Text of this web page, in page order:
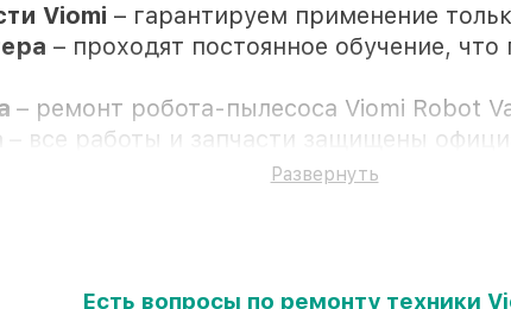
Viomi – гарантируем применение
– проходят постоянное обучение,
– ремонт робота-пылесоса Viomi Robot
– все работы и запчасти защищены
личного присутствия
Развернуть
Есть вопросы по ремонту техники